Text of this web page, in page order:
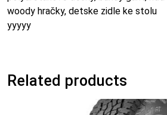
woody hračky, detske zidle ke stolu
yyyyy
Related products